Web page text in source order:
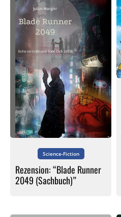
Science-Fiction
Rezension: “Blade Runner
2049 (Sachbuch)”